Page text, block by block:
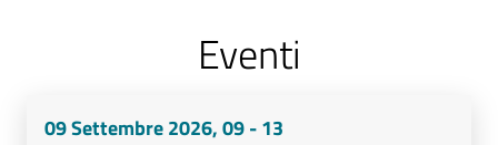
Eventi
09 Settembre 2026, 09 - 13